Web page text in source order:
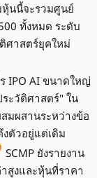
หุ้นนี้จะรวมศูนย์
ทั้งหมด ระดับ
ศาสตร์ยุคใหม่
IPO AI ขนาดใหญ่
ะวัติศาสตร์" ใน
มผสานระหว่างข้อ
ตัวอยู่แต่เดิม
SCMP ยังรายงาน
สูงและหุ้นที่ราคา